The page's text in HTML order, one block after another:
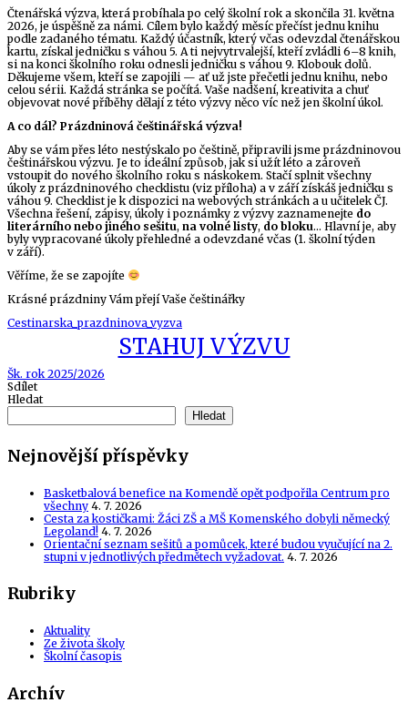
Nová
výzva
pro
žáky
2.
stupně!!!
Čtenářská výzva, která probíhala po celý školní rok a skončila 31. května
2026, je úspěšně za námi. Cílem bylo každý měsíc přečíst jednu knihu
podle zadaného tématu. Každý účastník, který včas odevzdal čtenářskou
kartu, získal jedničku s váhou 5. A ti nejvytrvalejší, kteří zvládli 6–8 knih,
si na konci školního roku odnesli jedničku s váhou 9. Klobouk dolů.
Děkujeme všem, kteří se zapojili — ať už jste přečetli jednu knihu, nebo
celou sérii. Každá stránka se počítá. Vaše nadšení, kreativita a chuť
objevovat nové příběhy dělají z této výzvy něco víc než jen školní úkol.
A co dál? Prázdninová češtinářská výzva!
Aby se vám přes léto nestýskalo po češtině, připravili jsme prázdninovou
češtinářskou výzvu. Je to ideální způsob, jak si užít léto a zároveň
vstoupit do nového školního roku s náskokem. Stačí splnit všechny
úkoly z prázdninového checklistu (viz příloha) a v září získáš jedničku s
váhou 9. Checklist je k dispozici na webových stránkách a u učitelek ČJ.
Všechna řešení, zápisy, úkoly i poznámky z výzvy zaznamenejte do
literárního nebo jiného sešitu, na volné listy, do bloku… Hlavní je, aby
byly vypracované úkoly přehledné a odevzdané včas (1. školní týden
v září).
Věříme, že se zapojíte
Krásné prázdniny Vám přejí Vaše češtinářky
Cestinarska_prazdninova_vyzva
STAHUJ VÝZVU
Tags
Šk. rok 2025/2026
Sdílet
Hledat
Hledat
Nejnovější příspěvky
Basketbalová benefice na Komendě opět podpořila Centrum pro
všechny 4. 7. 2026
Cesta za kostičkami: Žáci ZŠ a MŠ Komenského dobyli německý
Legoland! 4. 7. 2026
Orientační seznam sešitů a pomůcek, které budou vyučující na 2.
stupni v jednotlivých předmětech vyžadovat. 4. 7. 2026
Rubriky
Aktuality
Ze života školy
Školní časopis
Archív